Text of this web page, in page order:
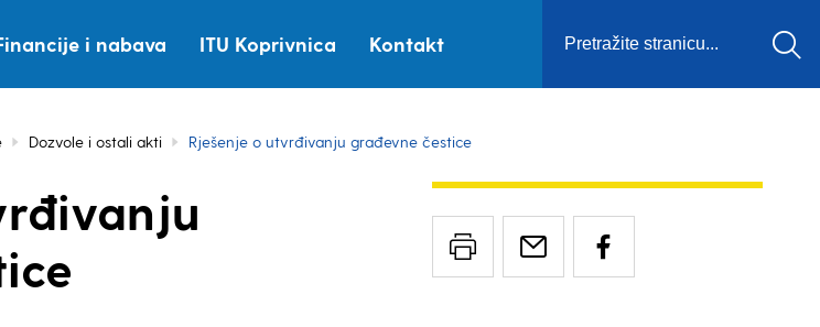
i nabava ITU Koprivnica Kontakt
Dozvole i ostali akti Rješenje o utvrđivanju građevne čestice